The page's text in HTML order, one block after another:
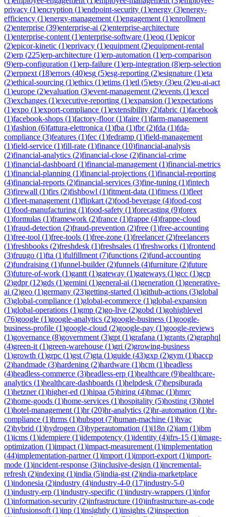
privacy (1)encryption (1)endpoint-security (1)energy (3)energy-
efficiency (1)energy-management (1)engagement (1)enrollment
(2)enterprise (39)enterprise-ai (2)enterprise-architecture
(1)enterprise-content (1)enterprise-software (1)eoq (1)epicor
(2)epicor-kinetic (1)eprivacy (1)equipment (2)equipment-rental
(2)erp (225)erp-architecture (1)erp-automation (1)erp-comparison
(9)erp-configuration (1)erp-failure (1)erp-integration (8)erp-selection
(2)erpnext (18)errors (40)esg (5)esg-reporting (2)esignature (1)eta
(2)ethical-sourcing (1)ethics (1)etims (1)etl (5)etsy (3)eu (2)eu-ai-act
(1)europe (2)evaluation (3)event-management (2)events (1)excel
(3)exchanges (1)executive-reporting (1)expansion (1)expectations
(1)expo (1)export-compliance (1)extensibility (2)fabric (1)facebook
(1)facebook-shops (1)factory-floor(1)faire (1)farm-management
(1)fashion (6)fattura-elettronica (1)fba (1)fbr(2)fda (1)fda-
compliance (3)features (1)fec (1)fedramp (1)field-management
(1)field-service (1)fill-rate (1)finance (10)financial-analysis
(2)financial-analytics (2)financial-close (2)financial-crime
(1)financial-dashboard (1)financial-management (1)financial-metrics
(1)financial-planning (1)financial-projections (1)financial-reporting
(4)financial-reports (2)financial-services (3)fine-tuning (1)fintech
(3)firewall (1)firs (2)fishbowl (1)fitment-data (1)fitness (1)fleet
(1)fleet-management (1)flipkart (2)food-beverage (4)food-cost
(1)food-manufacturing (1)food-safety (1)forecasting (9)forex
(1)formulas (1)framework (2)france (1)frappe (4)frappe-cloud
(1)fraud-detection (2)fraud-prevention (2)free (1)free-accounting
(1)free-tool (1)free-tools (1)free-zone (1)freelancer(2)freelancers
(1)freshbooks (2)freshdesk (1)freshsales (1)freshworks (1)frontend
(3)fruugo (1)fta (1)fulfillment (7)functions (2)fund-accounting
(2)fundraising (1)funnel-builder(2)funnels (4)furniture (2)future
(3)future-of-work (1)gantt (1)gateway (1)gateways (1)gcc (1)gcp
(2)gdpr(12)gds (1)gemini (1)general-ai (1)generation (1)generative-
ai (2)geo (1)germany (23)getting-started (1)github-actions (3)global
(3)global-compliance (1)global-ecommerce (1)global-expansion
(1)global-operations (1)gmp (2)go-live (2)gobd (1)gohighlevel
(76)google (1)google-analytics (2)google-business (1)google-
business-profile (1)google-cloud (2)google-pay (1)google-reviews
(1)governance (8)government (3)gpt (1)grafana (1)grants (2)graphql
(4)green-it (1)green-warehouse (1)gri (2)growing-business
(1)growth (1)grpc (1)gst (7)gta (1)guide (43)gxp (2)gym (1)haccp
(2)handmade (3)hardening (2)hardware (1)hcm (1)headless
(4)headless-commerce (3)headless-erp (1)healthcare (9)healthcare-
analytics (1)healthcare-dashboards (1)helpdesk (7)hepsiburada
(1)hetzner(1)higher-ed (1)hipaa (5)hiring (4)hmac (1)hmrc
(2)home-goods (1)home-services (1)hospitality (5)hosting (3)hotel
(1)hotel-management (1)hr(20)hr-analytics (2)hr-automation (1)hr-
compliance (1)hrms (1)hubspot (7)human-machine (1)hvac
(2)hybrid (1)hydrogen (3)hyperautomation (1)i18n (2)iam (1)ibm
(1)icms (1)idempiere (1)idempotency (1)identity (4)ifrs-15 (1)image-
optimization (1)impact (1)impact-measurement (1)implementation
(44)implementation-partner(1)import (1)import-export (1)import-
mode (1)incident-response (3)inclusive-design (1)incremental-
refresh (2)indexing (1)india (5)india-gst (2)india-marketplace
(1)indonesia (2)industry (4)industry-4-0 (17)industry-5-0
(1)industry-erp (1)industry-specific (1)industry-wrappers (1)infor
(1)information-security (2)infrastructure (10)infrastructure-as-code
(1)infusionsoft (1)inp (1)insightly (1)insights (2)inspection